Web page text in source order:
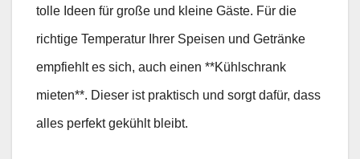
tolle Ideen für große und kleine Gäste. Für die
richtige Temperatur Ihrer Speisen und Getränke
empfiehlt es sich, auch einen **Kühlschrank
mieten**. Dieser ist praktisch und sorgt dafür, dass
alles perfekt gekühlt bleibt.